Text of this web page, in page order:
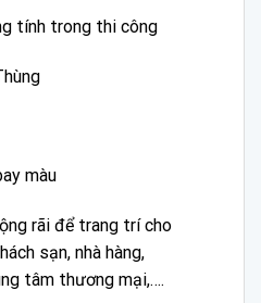
tính trong thi công
màu
rãi để trang trí cho
sạn, nhà hàng,
tâm thương mại,….